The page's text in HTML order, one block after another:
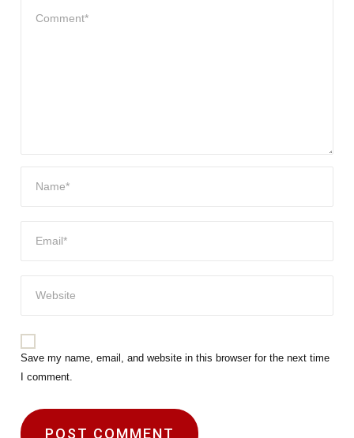
Save my name, email, and website in this browser for the next time
I comment.